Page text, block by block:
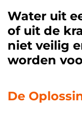
Water uit
of uit de
niet veilig
worden
De